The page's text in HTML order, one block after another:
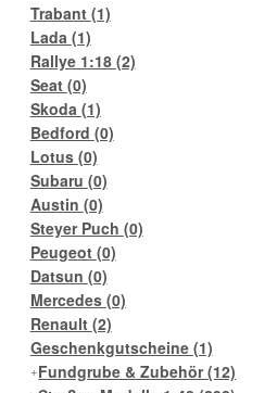
Trabant (1)
Lada (1)
Rallye 1:18 (2)
Seat (0)
Skoda (1)
Bedford (0)
Lotus (0)
Subaru (0)
Austin (0)
Steyer Puch (0)
Peugeot (0)
Datsun (0)
Mercedes (0)
Renault (2)
Geschenkgutscheine (1)
Fundgrube & Zubehör(12)